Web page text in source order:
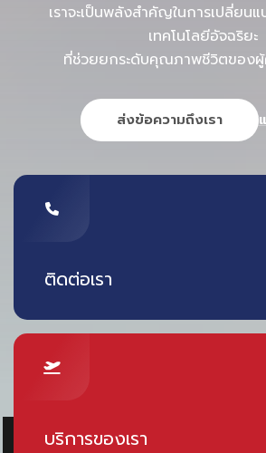
แต่งบ้านสไตล์ Zen สะอาดตา
ปิดท้ายกันด้วยการตกแต่งบ้านในรูป
นี้จึงอยู่ที่การนำเอาวัสดุธรรมชาติมา
เราจะเป็นพลังสำคัญในการเปลี่ยน
เทคโนโลยีอัจฉริยะ
ที่ช่วยยกระดับคุณภาพชีวิตของ
ส่งข้อความถึงเรา
ติดต่อเรา
บริการของเรา